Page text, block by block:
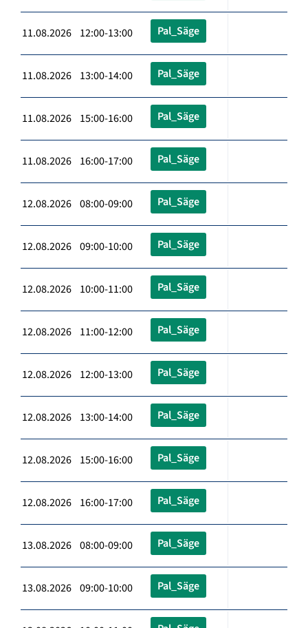
11.08.2026 12:00-13:00 Pal_Säge
11.08.2026 13:00-14:00 Pal_Säge
11.08.2026 15:00-16:00 Pal_Säge
11.08.2026 16:00-17:00 Pal_Säge
12.08.2026 08:00-09:00 Pal_Säge
12.08.2026 09:00-10:00 Pal_Säge
12.08.2026 10:00-11:00 Pal_Säge
12.08.2026 11:00-12:00 Pal_Säge
12.08.2026 12:00-13:00 Pal_Säge
12.08.2026 13:00-14:00 Pal_Säge
12.08.2026 15:00-16:00 Pal_Säge
12.08.2026 16:00-17:00 Pal_Säge
13.08.2026 08:00-09:00 Pal_Säge
13.08.2026 09:00-10:00 Pal_Säge